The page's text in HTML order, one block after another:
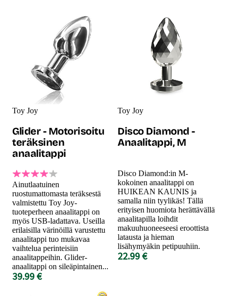
Toy Joy
Glider - Motorisoitu
teräksinen
anaalitappi
Ainutlaatuinen
ruostumattomasta teräksestä
valmistettu Toy Joy-
tuoteperheen anaalitappi on
myös USB-ladattava. Useilla
erilaisilla värinöillä varustettu
anaalitappi tuo mukavaa
vaihtelua perinteisiin
anaalitappeihin. Glider-
anaalitappi on sileäpintainen...
39.99 €
Toy Joy
Disco Diamond -
Anaalitappi, M
Disco Diamond:in M-
kokoinen anaalitappi on
HUIKEAN KAUNIS ja
samalla niin tyylikäs! Tällä
erityisen huomiota herättävällä
anaalitapilla loihdit
makuuhuoneeseesi eroottista
latausta ja hieman
lisähymyäkin petipuuhiin.
22.99 €